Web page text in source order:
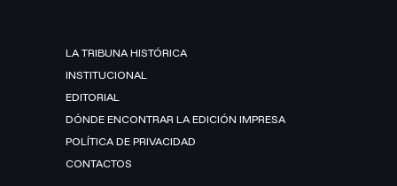
LA TRIBUNA HISTÓRICA
INSTITUCIONAL
EDITORIAL
DÓNDE ENCONTRAR LA EDICIÓN IMPRESA
POLÍTICA DE PRIVACIDAD
CONTACTOS